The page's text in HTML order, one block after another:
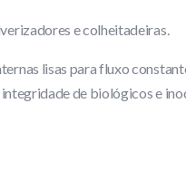
e colheitadeiras.
lisas para fluxo
de biológicos e